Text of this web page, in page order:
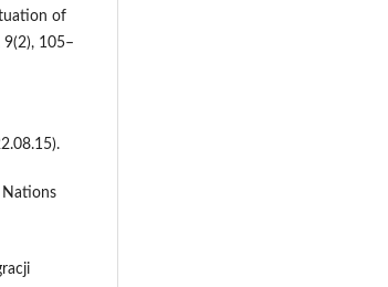
of
9(2), 105–
Nations